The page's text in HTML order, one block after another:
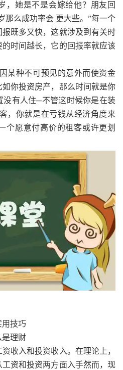
，她是不是会嫁给他？朋友回
那么成功率会 更大些。”每一个
既多又快，这就涉及到有关时
时间越长，它的回报率就应该
某种不可预见的意外而使资金
你投资房产，那么时间就是你
没有人住─不管这时候你是在装
，你就是在亏钱从经济角度来
个愿意付高价的租客或许更划
技巧
是理财
收入和投资收入。在理论上，
资和投资两方面入手然而，现